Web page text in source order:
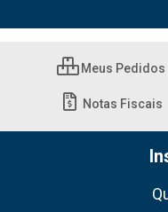
Meus Pedidos
Notas Fiscais